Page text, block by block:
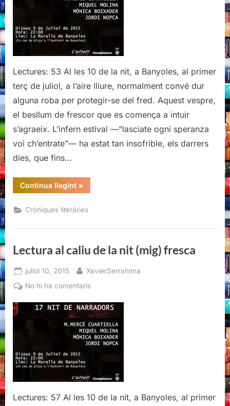
de
la
fresca
Lectures: 53 Al les 10 de la nit, a Banyoles, al primer
terç de juliol, a l’aire lliure, normalment convé dur
alguna roba per protegir-se del fred. Aquest vespre,
el besllum de frescor que es comença a intuir
s’agraeix. L’infern estival —“lasciate ogni speranza
voi ch’entrate”— ha estat tan insofrible, els darrers
dies, que fins…
Continua llegint“Lectura
al
de
la
(mig)
»
Cròniques literàries
Lectura al caliu de la nit (mig) fresca
Posted
on
juliol 10, 2015 By
XavierSerrahima
No hi ha comentarisa
al
caliu
de
la
fresca
Lectures: 57 Al les 10 de la nit, a Banyoles, al primer